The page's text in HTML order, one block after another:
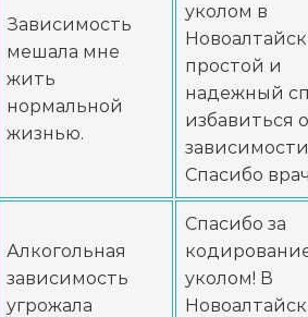
Зависимость
мешала мне
жить
нормальной
жизнью.
уколом в
простой и
надежный
избавиться
Спасибо
Алкогольная
зависимость
угрожала
Спасибо за
уколом! В